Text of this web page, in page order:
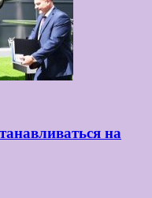
на